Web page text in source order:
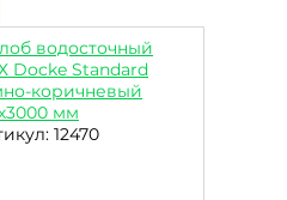
водосточный
Docke Standard
коричневый
мм
12470